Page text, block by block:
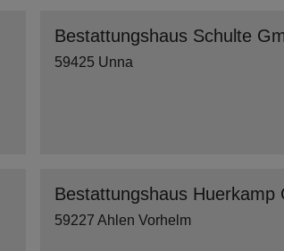
Bestattungshaus Schulte
59425 Unna
Bestattungshaus Huerkamp
59227 Ahlen Vorhelm